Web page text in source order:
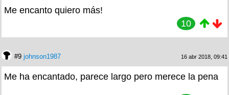
Me encanto quiero más!
10
#9 johnson1987 16 abr 2018, 09:41
Me ha encantado, parece largo pero merece la pena